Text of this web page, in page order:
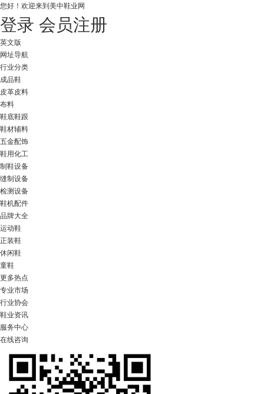
您好！ 欢迎来到美中鞋业网
登录 会员注册
英文版
网址导航
行业分类
成品鞋
皮革皮料
布料
鞋底鞋跟
鞋材辅料
五金配饰
鞋用化工
制鞋设备
缝制设备
检测设备
鞋机配件
品牌大全
运动鞋
正装鞋
休闲鞋
童鞋
更多热点
专业市场
行业协会
鞋业资讯
服务中心
在线咨询